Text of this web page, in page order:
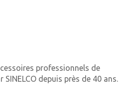
professionnels de
depuis près de 40 ans.